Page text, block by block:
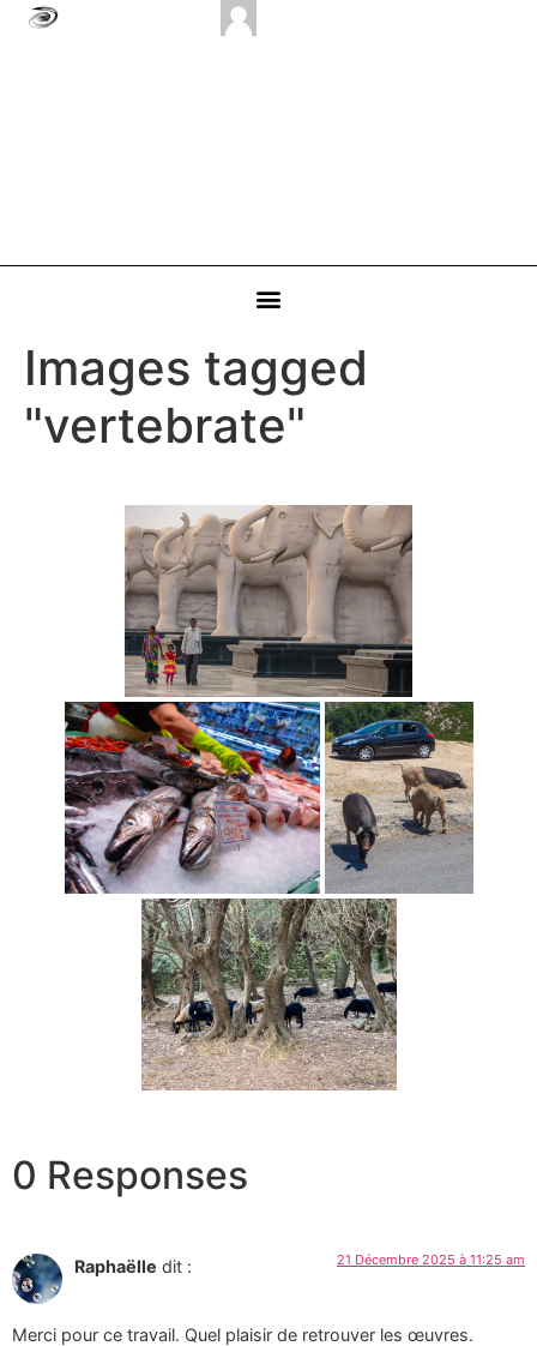
Images tagged
"vertebrate"
0 Responses
Raphaëlle dit : 21 Décembre 2025 à 11:25 am
Merci pour ce travail. Quel plaisir de retrouver les œuvres.